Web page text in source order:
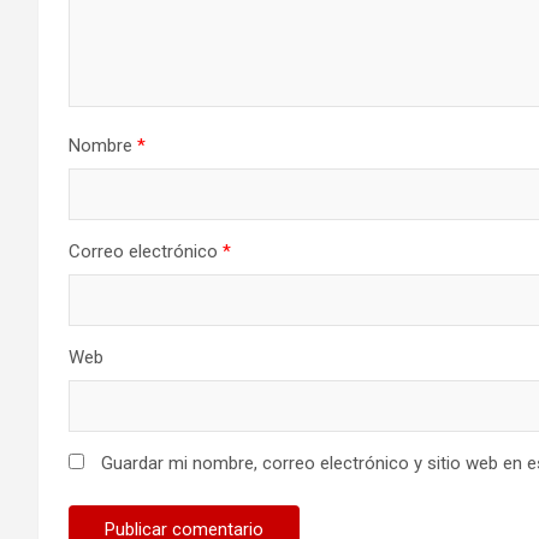
Nombre *
Correo electrónico *
Web
Guardar mi nombre, correo electrónico y sitio web en